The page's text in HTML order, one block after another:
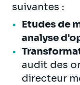
suivantes :
Etudes de
analyse
audit des
directeur